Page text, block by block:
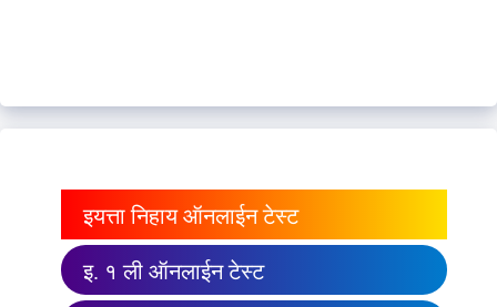
इयत्ता निहाय ऑनलाईन टेस्ट
इ. १ ली ऑनलाईन टेस्ट